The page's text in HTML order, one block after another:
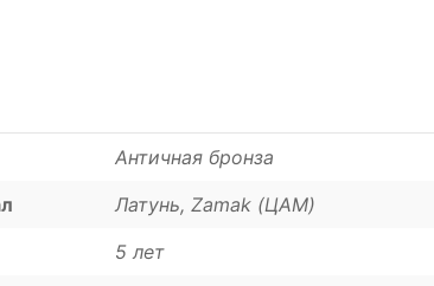
Античная бронза
Латунь, Zamak (ЦАМ)
5 лет